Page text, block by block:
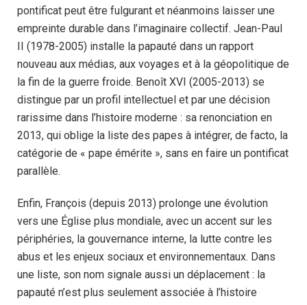
pontificat peut être fulgurant et néanmoins laisser une
empreinte durable dans l’imaginaire collectif. Jean-Paul
II (1978-2005) installe la papauté dans un rapport
nouveau aux médias, aux voyages et à la géopolitique de
la fin de la guerre froide. Benoît XVI (2005-2013) se
distingue par un profil intellectuel et par une décision
rarissime dans l’histoire moderne : sa renonciation en
2013, qui oblige la liste des papes à intégrer, de facto, la
catégorie de « pape émérite », sans en faire un pontificat
parallèle.
Enfin, François (depuis 2013) prolonge une évolution
vers une Église plus mondiale, avec un accent sur les
périphéries, la gouvernance interne, la lutte contre les
abus et les enjeux sociaux et environnementaux. Dans
une liste, son nom signale aussi un déplacement : la
papauté n’est plus seulement associée à l’histoire